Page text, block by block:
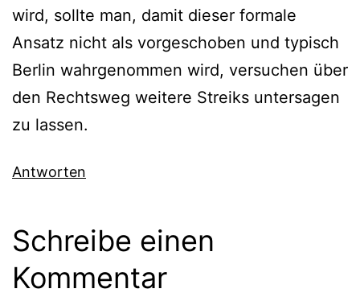
wird, sollte man, damit dieser formale
Ansatz nicht als vorgeschoben und typisch
Berlin wahrgenommen wird, versuchen über
den Rechtsweg weitere Streiks untersagen
zu lassen.
Antworten
Schreibe einen
Kommentar